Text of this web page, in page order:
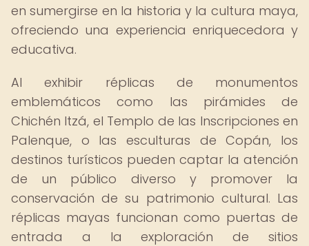
en sumergirse en la historia y la cultura maya,
ofreciendo una experiencia enriquecedora y
educativa.
Al exhibir réplicas de monumentos
emblemáticos como las pirámides de
Chichén Itzá, el Templo de las Inscripciones en
Palenque, o las esculturas de Copán, los
destinos turísticos pueden captar la atención
de un público diverso y promover la
conservación de su patrimonio cultural. Las
réplicas mayas funcionan como puertas de
entrada a la exploración de sitios